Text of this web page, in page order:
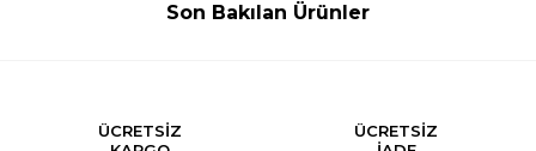
Son Bakılan Ürünler
ÜCRETSİZ
ÜCRETSİZ